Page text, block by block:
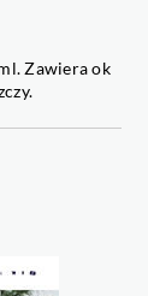
Zawiera ok